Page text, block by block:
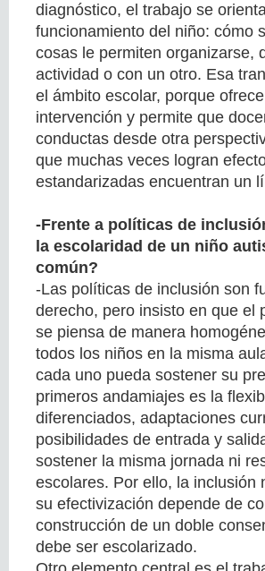
diagnóstico, el trabajo se
funcionamiento del niño: cómo
cosas le permiten organizarse,
actividad o con un otro. Esa
el ámbito escolar, porque
intervención y permite que
conductas desde otra
que muchas veces logran
estandarizadas encuentran un
-Frente a políticas de
la escolaridad de un niño
común?
-Las políticas de inclusión son
derecho, pero insisto en que el
se piensa de manera
todos los niños en la misma
cada uno pueda sostener su
primeros andamiajes es la
diferenciados, adaptaciones
posibilidades de entrada y
sostener la misma jornada ni
escolares. Por ello, la inclusión
su efectivización depende de
construcción de un doble
debe ser escolarizado.